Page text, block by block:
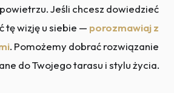
Jeśli chcesz dowiedzieć
tę wizję u siebie — porozmawiaj z
. Pomożemy dobrać rozwiązanie
do Twojego tarasu i stylu życia.